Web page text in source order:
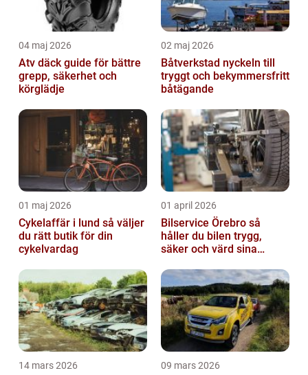
04 maj 2026
Atv däck guide för bättre
grepp, säkerhet och
körglädje
02 maj 2026
Båtverkstad nyckeln till
tryggt och bekymmersfritt
båtägande
01 maj 2026
Cykelaffär i lund så väljer
du rätt butik för din
cykelvardag
01 april 2026
Bilservice Örebro så
håller du bilen trygg,
säker och värd sina
14 mars 2026 09 mars 2026